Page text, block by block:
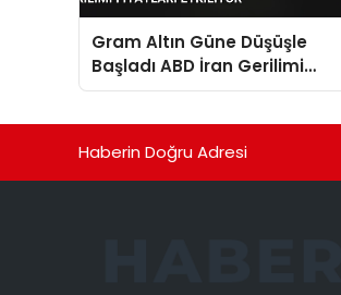
Gram Altın Güne Düşüşle
Başladı ABD İran Gerilimi
Fiyatları Etkiliyor
Haberin Doğru Adresi